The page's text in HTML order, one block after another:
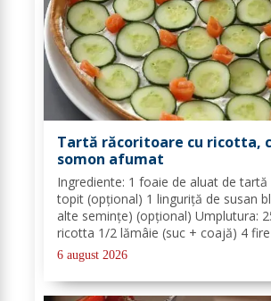
Tartă răcoritoare cu ricotta,
somon afumat
Ingrediente: 1 foaie de aluat de
topit (opțional) 1 linguriță de susan
alte semințe) (opțional) Umplutura:
ricotta 1/2 lămâie (suc + coajă) 4
(+/-) piper Toppinguri: 1 castravete
afumat 1 linguriță semințe de susan...
6 august 2026